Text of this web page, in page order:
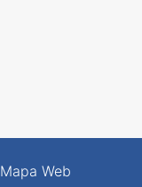
Mapa Web